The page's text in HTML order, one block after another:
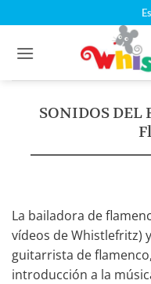
al
contenido
SONIDOS DEL
La bailadora de
vídeos de Whistlefritz)
guitarrista de
introducción a la